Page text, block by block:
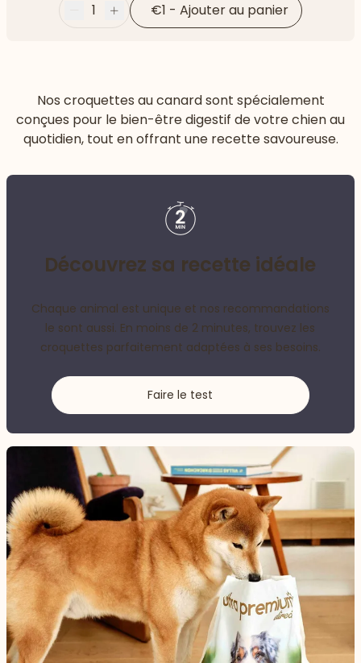
Moins
1 Plus €1 - Ajouter au panier
Nos croquettes au canard sont spécialement
conçues pour le bien-être digestif de votre chien au
quotidien, tout en offrant une recette savoureuse.
Découvrez sa recette idéale
Chaque animal est unique et nos recommandations
le sont aussi. En moins de 2 minutes, trouvez les
croquettes parfaitement adaptées à ses besoins.
Faire le test